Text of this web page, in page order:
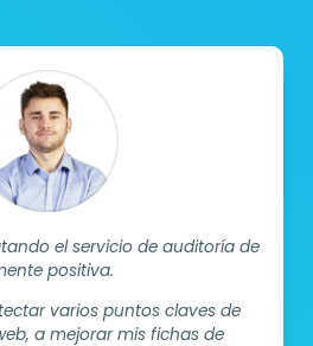
el servicio de auditoría de
positiva.
varios puntos claves de
a mejorar mis fichas de